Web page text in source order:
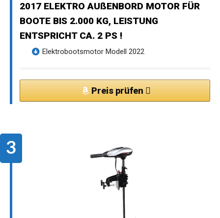
2017 ELEKTRO AUßENBORD MOTOR FÜR
BOOTE BIS 2.000 KG, LEISTUNG
ENTSPRICHT CA. 2 PS !
Elektrobootsmotor Modell 2022
Preis prüfen